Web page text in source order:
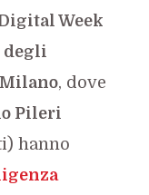
Week
degli
, dove
Pileri
hanno